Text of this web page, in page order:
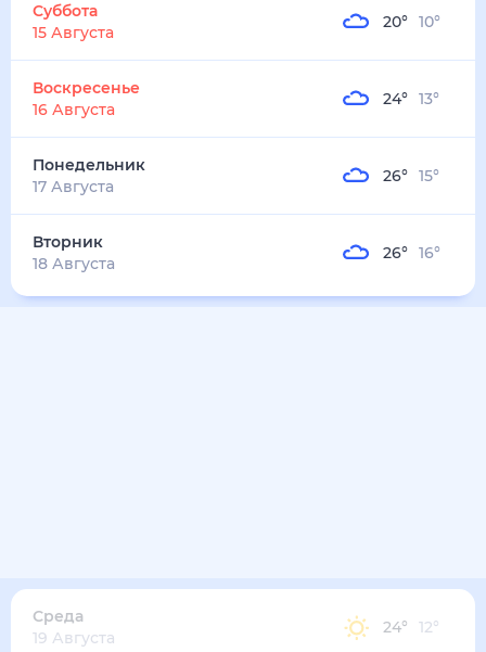
Суббота
15 Августа
20° 10°
Воскресенье
16 Августа
24° 13°
Понедельник
17 Августа
26° 15°
Вторник
18 Августа
26° 16°
Среда
19 Августа
24° 12°